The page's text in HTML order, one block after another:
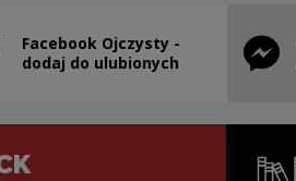
oknie
Facebook Ojczysty -
dodaj do ulubionych
link zostanie otwarty w nowym